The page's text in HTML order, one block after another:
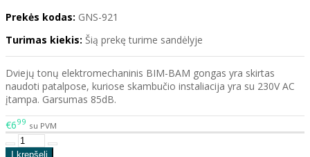
Prekės kodas: GNS-921
Turimas kiekis: Šią prekę turime sandėlyje
Dviejų tonų elektromechaninis BIM-BAM gongas yra skirtas
naudoti patalpose, kuriose skambučio instaliacija yra su 230V AC
įtampa. Garsumas 85dB.
€699 su PVM